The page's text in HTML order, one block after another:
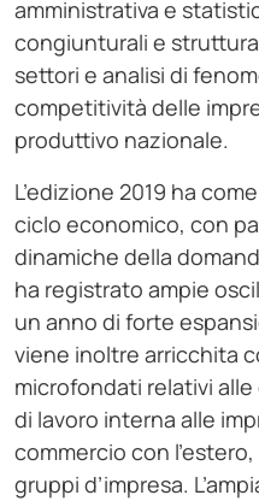
amministrativa e
congiunturali e
settori e analisi di
competitività delle
produttivo nazionale.
L’edizione 2019 ha
ciclo economico, con
dinamiche della
ha registrato ampie
un anno di forte
viene inoltre arricchita
microfondati relativi
di lavoro interna alle
commercio con
gruppi d’impresa.